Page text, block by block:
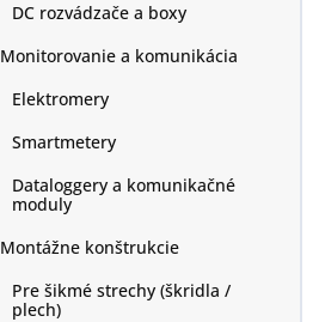
DC rozvádzače a boxy
Monitorovanie a komunikácia
Elektromery
Smartmetery
Dataloggery a komunikačné
moduly
Montážne konštrukcie
Pre šikmé strechy (škridla /
plech)